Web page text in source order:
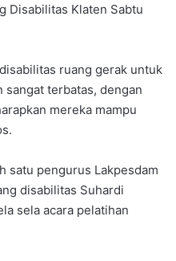
Disabilitas Klaten Sabtu
ruang gerak untuk
sangat terbatas, dengan
mereka mampu
satu pengurus Lakpesdam
disabilitas Suhardi
sela acara pelatihan